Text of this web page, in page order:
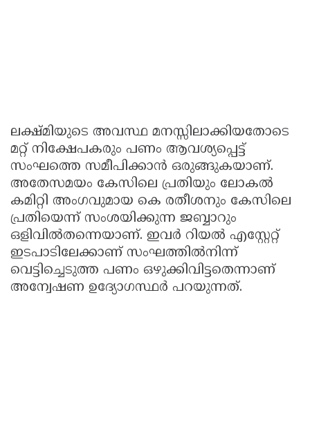
ലക്ഷ്മിയുടെ അവസ്ഥ മനസ്സിലാക്കിയതോടെ
മറ്റ് നിക്ഷേപകരും പണം ആവശ്യപ്പെട്ട്
സംഘത്തെ സമീപിക്കാന്‍ ഒരുങ്ങുകയാണ്.
അതേസമയം കേസിലെ പ്രതിയും ലോകല്‍
കമിറ്റി അംഗവുമായ കെ രതീശനും കേസിലെ
പ്രതിയെന്ന് സംശയിക്കുന്ന ജബ്ബാറും
ഒളിവില്‍തന്നെയാണ്. ഇവര്‍ റിയല്‍ എസ്റ്റേറ്റ്
ഇടപാടിലേക്കാണ് സംഘത്തില്‍നിന്ന്
വെട്ടിച്ചെടുത്ത പണം ഒഴുക്കിവിട്ടതെന്നാണ്
അന്വേഷണ ഉദ്യോഗസ്ഥര്‍ പറയുന്നത്.